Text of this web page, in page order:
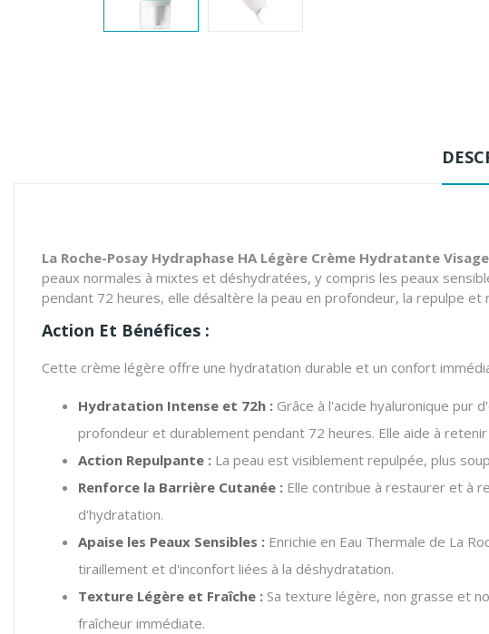
La Roche-Posay Hydraphase HA Légère Crème Hydratante
peaux normales à mixtes et déshydratées, y compris les peaux
pendant 72 heures, elle désaltère la peau en profondeur, la repulpe
Action Et Bénéfices :
Cette crème légère offre une hydratation durable et un confort
Hydratation Intense et 72h : Grâce à l'acide hyaluronique pur
profondeur et durablement pendant 72 heures. Elle aide à
Action Repulpante : La peau est visiblement repulpée, plus
Renforce la Barrière Cutanée : Elle contribue à restaurer et à
d'hydratation.
Apaise les Peaux Sensibles : Enrichie en Eau Thermale de La
tiraillement et d'inconfort liées à la déshydratation.
Texture Légère et Fraîche : Sa texture légère, non grasse et
fraîcheur immédiate.